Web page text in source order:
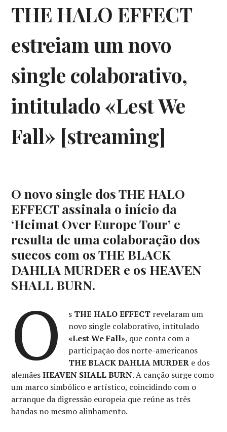
THE HALO EFFECT
estreiam um novo
single colaborativo,
intitulado «Lest We
Fall» [streaming]
O novo single dos THE HALO
EFFECT assinala o início da
‘Heimat Over Europe Tour’ e
resulta de uma colaboração dos
suecos com os THE BLACK
DAHLIA MURDER e os HEAVEN
SHALL BURN.
O s THE HALO EFFECTrevelaram um
novo single colaborativo, intitulado
«Lest We Fall», que conta com a
participação dos norte-americanos
THE BLACK DAHLIA MURDERe dos
alemãesHEAVEN SHALL BURN. A canção surge como
um marco simbólico e artístico, coincidindo com o
arranque da digressão europeia que reúne as três
bandas no mesmo alinhamento.